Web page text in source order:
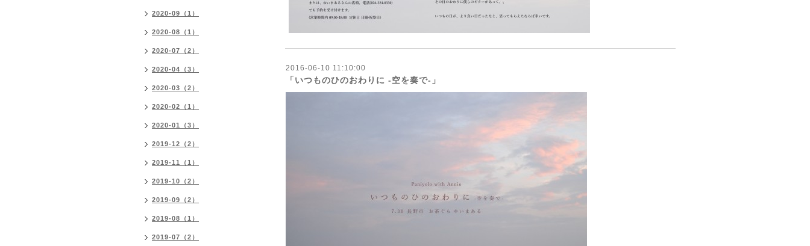
2016-06-10 11:10:00
「いつものひのおわりに -空を奏で-」
2020-09（1）
2020-08（1）
2020-07（2）
2020-04（3）
2020-03（2）
2020-02（1）
2020-01（3）
2019-12（2）
2019-11（1）
2019-10（2）
2019-09（2）
2019-08（1）
2019-07（2）